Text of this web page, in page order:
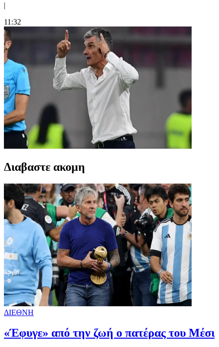
|
11:32
Διαβαστε ακομη
ΔΙΕΘΝΗ
«Έφυγε» από την ζωή ο πατέρας του Μέσι